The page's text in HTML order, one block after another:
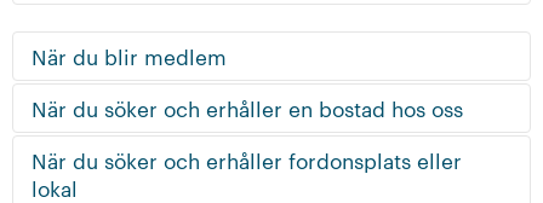
När du blir medlem
När du söker och erhåller en bostad hos oss
När du söker och erhåller fordonsplats eller
lokal